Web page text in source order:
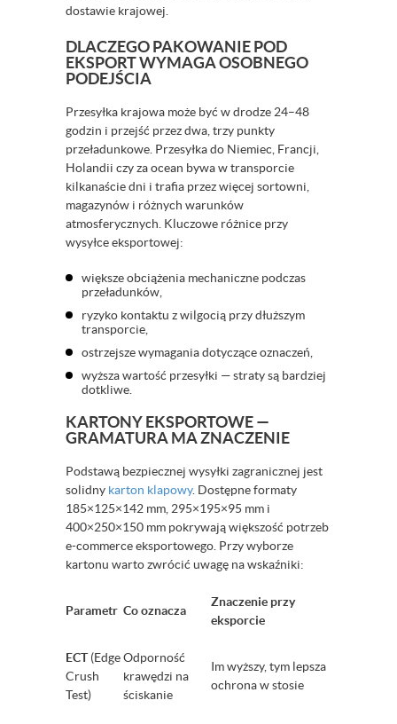
dostawie krajowej.
DLACZEGO PAKOWANIE POD
EKSPORT WYMAGA OSOBNEGO
PODEJŚCIA
Przesyłka krajowa może być w drodze 24–48
godzin i przejść przez dwa, trzy punkty
przeładunkowe. Przesyłka do Niemiec, Francji,
Holandii czy za ocean bywa w transporcie
kilkanaście dni i trafia przez więcej sortowni,
magazynów i różnych warunków
atmosferycznych. Kluczowe różnice przy
wysyłce eksportowej:
większe obciążenia mechaniczne podczas
przeładunków,
ryzyko kontaktu z wilgocią przy dłuższym
transporcie,
ostrzejsze wymagania dotyczące oznaczeń,
wyższa wartość przesyłki — straty są bardziej
dotkliwe.
KARTONY EKSPORTOWE —
GRAMATURA MA ZNACZENIE
Podstawą bezpiecznej wysyłki zagranicznej jest
solidny karton klapowy. Dostępne formaty
185×125×142 mm, 295×195×95 mm i
400×250×150 mm pokrywają większość potrzeb
e-commerce eksportowego. Przy wyborze
kartonu warto zwrócić uwagę na wskaźniki:
Parametr Co oznacza
Znaczenie przy
eksporcie
ECT(Edge
Crush
Test)
Odporność
krawędzi na
ściskanie
Im wyższy, tym lepsza
ochrona w stosie